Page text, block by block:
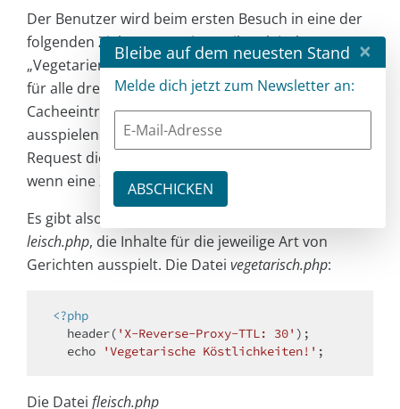
Der Benutzer wird beim ersten Besuch in eine der
folgenden Zielgruppen eingeteilt: „Fleischesser“,
„Vegetarier“ oder „Unentschiedener“. Varnish soll
für alle drei Zielgruppen einen separaten
Cacheeintrag haben und die richtige Variante
ausspielen. Außerdem sollte gleich beim ersten
Request die richtige Variante ausgespielt werden,
wenn eine Zielgruppe bestimmt werden kann.
Es gibt also zwei neue Dateien,
leisch.php, die Inhalte für die jeweilige Art von
Gerichten ausspielt. Die Datei vegetarisch.php:
<?php
  header(
'X-Reverse-Proxy-TTL: 30' );
echo
'Vegetarische Köstlichkeiten!'
Die Datei fleisch.php
Bleibe auf dem neuesten Stand ×
Melde dich jetzt zum Newsletter an: